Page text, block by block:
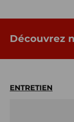
Découvrez
ENTRETIEN